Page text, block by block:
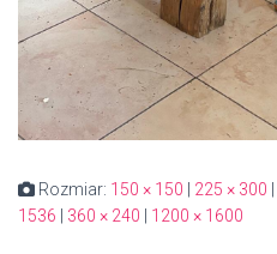
Rozmiar: 150 × 150 225 × 300
1536
360 × 240 1200 × 1600